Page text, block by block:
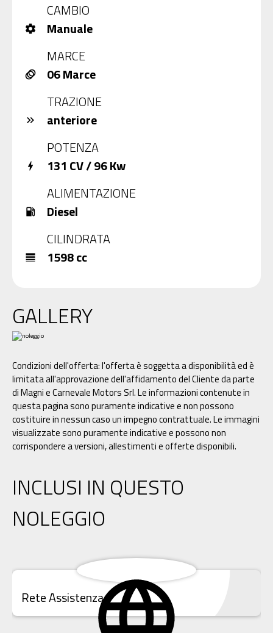
CAMBIO
settings
Manuale
MARCE
animation
06 Marce
TRAZIONE
keyboard_double_arrow_right
anteriore
POTENZA
bolt
131 CV / 96 Kw
ALIMENTAZIONE
local_gas_station
Diesel
CILINDRATA
line_weight 1598 cc
GALLERY
Condizioni dell'offerta: l'offerta è soggetta a disponibilità ed è
limitata all'approvazione dell'affidamento del Cliente da parte
di Magni e Carnevale Motors Srl. Le informazioni contenute in
questa pagina sono puramente indicative e non possono
costituire in nessun caso un impegno contrattuale. Le immagini
visualizzate sono puramente indicative e possono non
corrispondere a versioni, allestimenti e offerte disponibili.
INCLUSI IN QUESTO
NOLEGGIO
Rete Assistenza